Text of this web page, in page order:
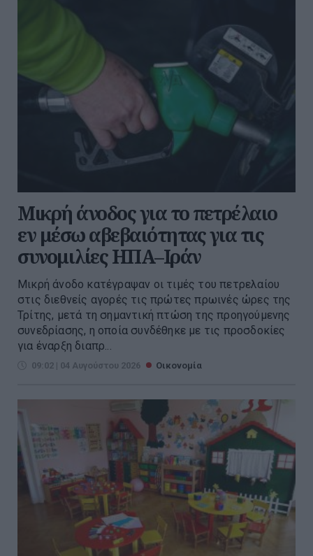
Μικρή άνοδος για το πετρέλαιο
εν μέσω αβεβαιότητας για τις
συνομιλίες ΗΠΑ–Ιράν
Μικρή άνοδο κατέγραψαν οι τιμές του πετρελαίου
στις διεθνείς αγορές τις πρώτες πρωινές ώρες της
Τρίτης, μετά τη σημαντική πτώση της προηγούμενης
συνεδρίασης, η οποία συνδέθηκε με τις προσδοκίες
για έναρξη διαπρ...
09:02 | 04 Αυγούστου 2026 Οικονομία